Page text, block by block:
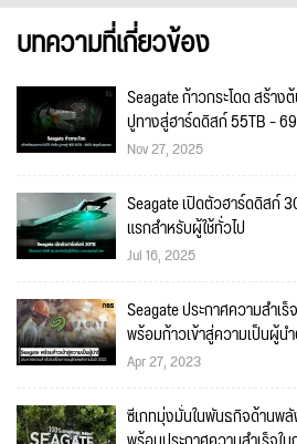
บทความที่เกี่ยวข้อง
Seagate ก้าวกระโดด สร้าง
ปูทางสู่ฮาร์ดดิสก์ 55TB –
Nov 27, 2025
Seagate เปิดตัวฮาร์ดดิสก์
แรกสำหรับผู้ใช้ทั่วไป
Jul 16, 2025
Seagate ประกาศความสำเ
พร้อมก้าวเข้าสู่ความเป็นผู้น
Apr 27, 2023
ซีเกทมุ่งมั่นในพันธกิจด้านพ